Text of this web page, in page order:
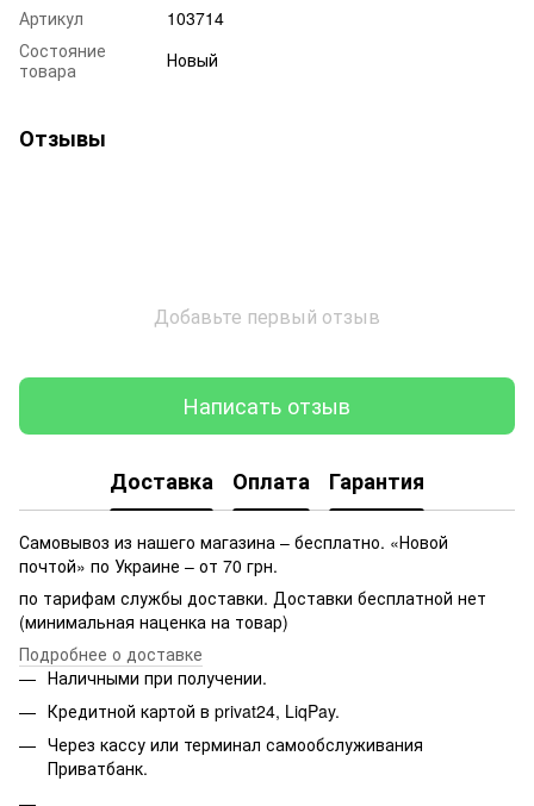
Артикул
103714
Состояние
товара
Новый
Отзывы
Добавьте первый отзыв
Написать отзыв
Доставка Оплата Гарантия
Самовывоз из нашего магазина – бесплатно. «Новой
почтой» по Украине – от 70 грн.
по тарифам службы доставки. Доставки бесплатной нет
(минимальная наценка на товар)
Подробнее о доставке
Наличными при получении.
Кредитной картой в privat24, LiqPay.
Через кассу или терминал самообслуживания
Приватбанк.